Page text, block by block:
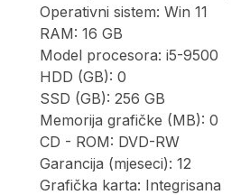
Operativni sistem: Win 11
RAM: 16 GB
Model procesora: i5-9500
HDD (GB): 0
SSD (GB): 256 GB
Memorija grafičke (MB): 0
CD - ROM: DVD-RW
Garancija (mjeseci): 12
Grafička karta: Integrisana